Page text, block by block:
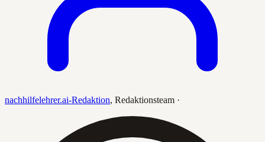
nachhilfelehrer.ai-Redaktion, Redaktionsteam ·